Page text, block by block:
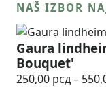
NAŠ IZBOR
Gaura
Bouquet'
250,00 рсд–